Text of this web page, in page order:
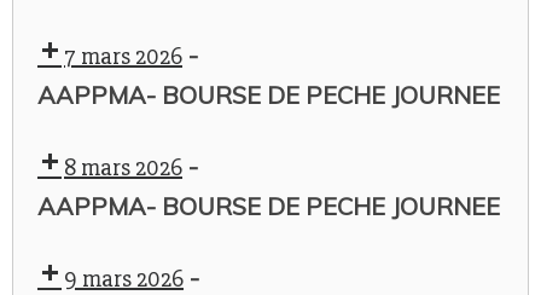
7 mars 2026 -
AAPPMA- BOURSE DE PECHE JOURNEE
8 mars 2026 -
AAPPMA- BOURSE DE PECHE JOURNEE
9 mars 2026 -